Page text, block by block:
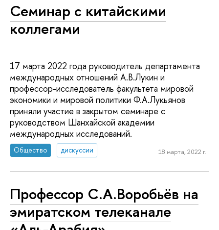
Семинар с китайскими
коллегами
17 марта 2022 года руководитель департамента
международных отношений А.В.Лукин и
профессор-исследователь факультета мировой
экономики и мировой политики Ф.А.Лукьянов
приняли участие в закрытом семинаре с
руководством Шанхайской академии
международных исследований.
Общество дискуссии 18 марта, 2022 г.
Профессор С.А.Воробьёв на
эмиратском телеканале